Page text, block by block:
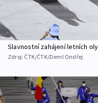
Slavnostní zahájení letních
Zdroj: ČTK/ČTK/Deml Ondřej